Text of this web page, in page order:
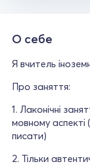
О себе
Я вчитель
Про заняття:
1. Лаконічні
мовному
писати)
2. Тільки